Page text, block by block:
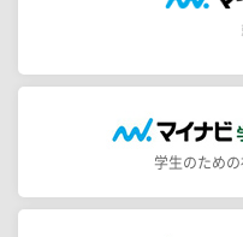
学生のため